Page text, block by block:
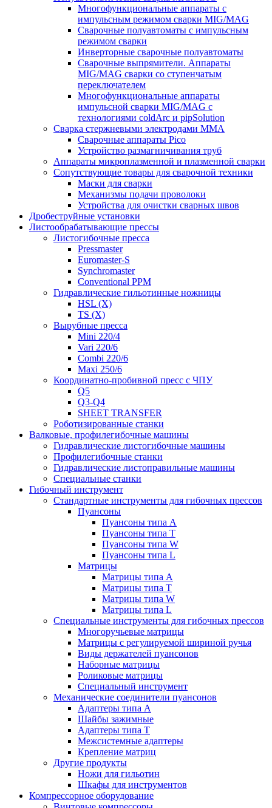
Многофункциональные аппараты с
импульсным режимом сварки MIG/MAG
Сварочные полуавтоматы с импульсным
режимом сварки
Инверторные сварочные полуавтоматы
Сварочные выпрямители. Аппараты
MIG/MAG сварки со ступенчатым
переключателем
Многофункциональные аппараты
импульсной сварки MIG/MAG с
технологиями coldArc и pipSolution
Сварка стержневыми электродами MMA
Сварочные аппараты Pico
Устройство размагничивания труб
Аппараты микроплазменной и плазменной сварки
Сопутствующие товары для сварочной техники
Маски для сварки
Механизмы подачи проволоки
Устройства для очистки сварных швов
Дробеструйные установки
Листообрабатывающие прессы
Листогибочные пресса
Pressmaster
Euromaster-S
Synchromaster
Conventional PPM
Гидравлические гильотинные ножницы
HSL (X)
TS (X)
Вырубные пресса
Mini 220/4
Vari 220/6
Combi 220/6
Maxi 250/6
Координатно-пробивной пресс с ЧПУ
Q5
Q3-Q4
SHEET TRANSFER
Роботизированные станки
Валковые, профилегибочные машины
Гидравлические листогибочные машины
Профилегибочные станки
Гидравлические листоправильные машины
Специальные станки
Гибочный инструмент
Стандартные инструменты для гибочных прессов
Пуансоны
Пуансоны типа A
Пуансоны типа T
Пуансоны типа W
Пуансоны типа L
Матрицы
Матрицы типа A
Матрицы типа T
Матрицы типа W
Матрицы типа L
Специальные инструменты для гибочных прессов
Многоручьевые матрицы
Матрицы с регулируемой шириной ручья
Виды держателей пуансонов
Наборные матрицы
Роликовые матрицы
Специальный инструмент
Механические соединители пуансонов
Адаптеры типа A
Шайбы зажимные
Адаптеры типа T
Межсистемные адаптеры
Крепление матриц
Другие продукты
Ножи для гильотин
Шкафы для инструментов
Компрессорное оборудование